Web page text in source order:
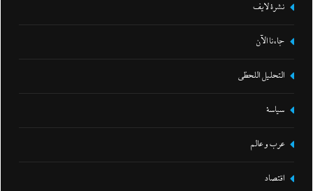
نشرة لايف
جاءنا الآن
التحليل اللحظي
سياسة
عرب و عالم
اقتصاد